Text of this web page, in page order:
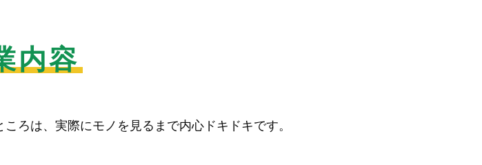
内容
ろは、実際にモノを見るまで内心ドキドキです。